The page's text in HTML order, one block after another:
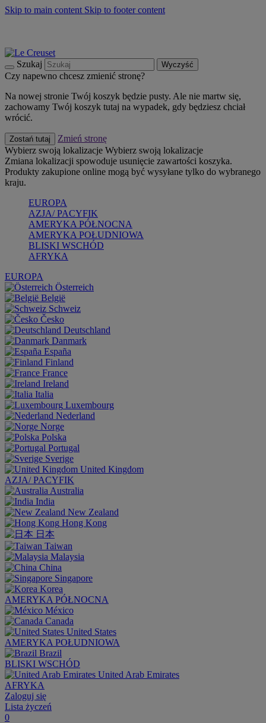
Skip to main content Skip to footer content
Szukaj Wyczyść
Czy napewno chcesz zmienić stronę?
Na nowej stronie Twój koszyk będzie pusty. Ale nie martw się,
zachowamy Twój koszyk tutaj na wypadek, gdy będziesz chciał
wrócić.
Zostań tutaj
Zmień stronę
Wybierz swoją lokalizacje Wybierz swoją lokalizacje
Zmiana lokalizacji spowoduje usunięcie zawartości koszyka.
Produkty zakupione online mogą być wysyłane tylko do wybranego
kraju.
EUROPA
AZJA/ PACYFIK
AMERYKA PÓŁNOCNA
AMERYKA POŁUDNIOWA
BLISKI WSCHÓD
AFRYKA
EUROPA
Österreich
België
Schweiz
Česko
Deutschland
Danmark
España
Finland
France
Ireland
Italia
Luxembourg
Nederland
Norge
Polska
Portugal
Sverige
United Kingdom
AZJA/ PACYFIK
Australia
India
New Zealand
Hong Kong
日本
Taiwan
Malaysia
China
Singapore
Korea
AMERYKA PÓŁNOCNA
México
Canada
United States
AMERYKA POŁUDNIOWA
Brazil
BLISKI WSCHÓD
United Arab Emirates
AFRYKA
Zaloguj się
Lista życzeń
0